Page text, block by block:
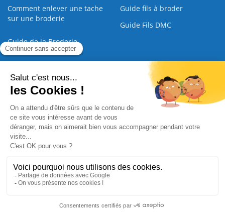
Comment enlever une tache
sur une broderie
Guide fils à broder
Guide Fils DMC
Guide de la Broderie
Commande Papier | Nous contacter |
Paiement sécurisé |
2008 - 2026 © CreaMagic. ALL Rights Reserved.